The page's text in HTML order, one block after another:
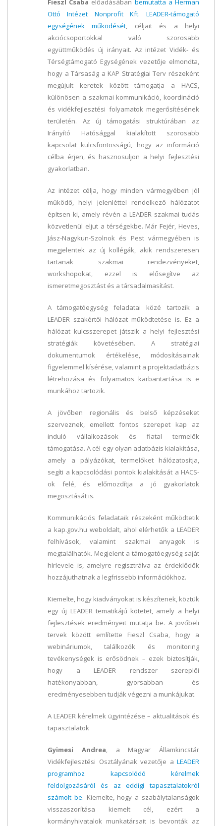
Ottó Intézet Nonprofit Kft. LEADER-támogató
egységének működését , céljait és a helyi
akciócsoportokkal való szorosabb
együttműködés új irányait. Az intézet Vidék- és
Térségtámogató Egységének vezetője elmondta,
hogy a Társaság a KAP Stratégiai Terv részeként
megújult keretek között támogatja a HACS,
különösen a szakmai kommunikáció, koordináció
és vidékfejlesztési folyamatok megerősítésének
területén. Az új támogatási struktúrában az
Irányító Hatósággal kialakított szorosabb
kapcsolat kulcsfontosságú, hogy az információ
célba érjen, és hasznosuljon a helyi fejlesztési
gyakorlatban.
Az intézet célja, hogy minden vármegyében jól
működő, helyi jelenléttel rendelkező hálózatot
építsen ki, amely révén a LEADER szakmai tudás
közvetlenül eljut a térségekbe. Már Fejér, Heves,
Jász-Nagykun-Szolnok és Pest vármegyében is
megjelentek az új kollégák, akik rendszeresen
tartanak szakmai rendezvényeket,
workshopokat, ezzel is elősegítve az
ismeretmegosztást és a társadalmasítást.
A támogatóegység feladatai közé tartozik a
LEADER szakértői hálózat működtetése is. Ez a
hálózat kulcsszerepet játszik a helyi fejlesztési
stratégiák követésében. A stratégiai
dokumentumok értékelése, módosításainak
figyelemmel kísérése, valamint a projektadatbázis
létrehozása és folyamatos karbantartása is e
munkához tartozik.
A jövőben regionális és belső képzéseket
szerveznek, emellett fontos szerepet kap az
induló vállalkozások és fiatal termelők
támogatása. A cél egy olyan adatbázis kialakítása,
amely a pályázókat, termelőket hálózatosítja,
segíti a kapcsolódási pontok kialakítását a HACS-
ok felé, és előmozdítja a jó gyakorlatok
megosztását is.
Kommunikációs feladataik részeként működtetik
a kap.gov.hu weboldalt, ahol elérhetők a LEADER
felhívások, valamint szakmai anyagok is
megtalálhatók. Megjelent a támogatóegység saját
hírlevele is, amelyre regisztrálva az érdeklődők
hozzájuthatnak a legfrissebb információkhoz.
Kiemelte, hogy kiadványokat is készítenek, köztük
egy új LEADER tematikájú kötetet, amely a helyi
fejlesztések eredményeit mutatja be. A jövőbeli
tervek között említette Fieszl Csaba, hogy a
webináriumok, találkozók és monitoring
tevékenységek is erősödnek – ezek biztosítják,
hogy a LEADER rendszer szereplői
hatékonyabban, gyorsabban és
eredményesebben tudják végezni a munkájukat.
A LEADER kérelmek ügyintézése – aktualitások és
tapasztalatok
Gyimesi Andrea , a Magyar Államkincstár
Vidékfejlesztési Osztályának vezetője a LEADER
programhoz kapcsolódó kérelmek
feldolgozásáról és az eddigi tapasztalatokról
számolt be. Kiemelte, hogy a szabálytalanságok
visszaszorítása kiemelt cél, ezért a
kormányhivatalok munkatársait is bevonták az